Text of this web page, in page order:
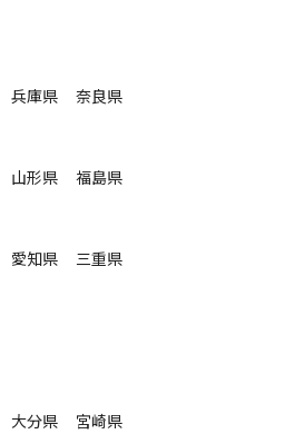
交通費支給
バイク・車通勤OK
兵庫県 奈良県
山形県 福島県
愛知県 三重県
大分県 宮崎県